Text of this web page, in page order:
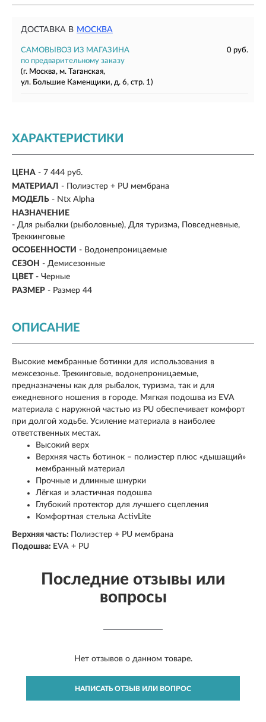
ДОСТАВКА В МОСКВА
САМОВЫВОЗ ИЗ МАГАЗИНА
0 руб.
по предварительному заказу
(г. Москва, м. Таганская,
ул. Большие Каменщики, д. 6, стр. 1)
ХАРАКТЕРИСТИКИ
ЦЕНА - 7 444 руб.
МАТЕРИАЛ - Полиэстер + PU мембрана
МОДЕЛЬ - Ntx Alpha
НАЗНАЧЕНИЕ
- Для рыбалки (рыболовные), Для туризма, Повседневные,
Треккинговые
ОСОБЕННОСТИ - Водонепроницаемые
СЕЗОН - Демисезонные
ЦВЕТ - Черные
РАЗМЕР - Размер 44
ОПИСАНИЕ
Высокие мембранные ботинки для использования в
межсезонье. Трекинговые, водонепроницаемые,
предназначены как для рыбалок, туризма, так и для
ежедневного ношения в городе. Мягкая подошва из EVA
материала с наружной частью из PU обеспечивает комфорт
при долгой ходьбе. Усиление материала в наиболее
ответственных местах.
Высокий верх
Верхняя часть ботинок – полиэстер плюс «дышащий»
мембранный материал
Прочные и длинные шнурки
Лёгкая и эластичная подошва
Глубокий протектор для лучшего сцепления
Комфортная стелька ActivLite
Верхняя часть: Полиэстер + PU мембрана
Подошва: EVA + PU
Последние отзывы или
вопросы
Нет отзывов о данном товаре.
НАПИСАТЬ ОТЗЫВ ИЛИ ВОПРОС